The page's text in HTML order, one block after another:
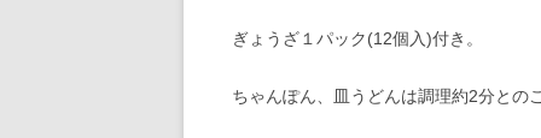
ぎょうざ１パック(12個入)付き。
ちゃんぽん、皿うどんは調理約2分とのこ